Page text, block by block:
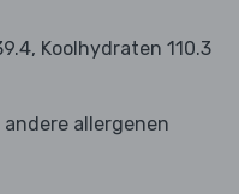
Koolhydraten 110.3
andere allergenen